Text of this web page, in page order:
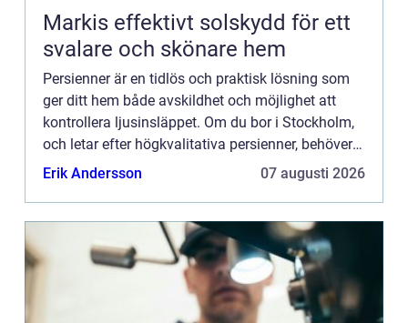
Markis effektivt solskydd för ett
svalare och skönare hem
Persienner är en tidlös och praktisk lösning som
ger ditt hem både avskildhet och möjlighet att
kontrollera ljusinsläppet. Om du bor i Stockholm,
och letar efter högkvalitativa persienner, behöver
du inte leta...
Erik Andersson 07 augusti 2026